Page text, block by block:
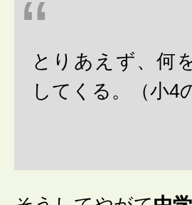
とりあえず、何
してくる。（小4